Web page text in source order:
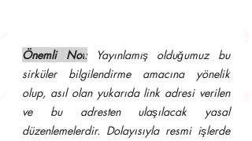
Önemli Not: Yayınlamış olduğumuz bu
sirküler bilgilendirme amacına yönelik
olup, asıl olan yukarıda link adresi verilen
ve bu adresten ulaşılacak yasal
düzenlemelerdir. Dolayısıyla resmi işlerde